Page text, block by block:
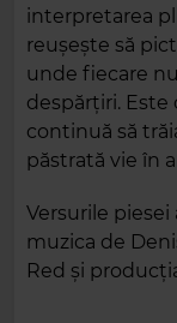
interpretarea
reușește să
unde fiecare
despărțiri. Este
continuă să
păstrată vie în
Versurile piesei
muzica de
Red și